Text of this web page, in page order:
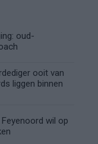
oud-
ooit van
liggen binnen
wil op